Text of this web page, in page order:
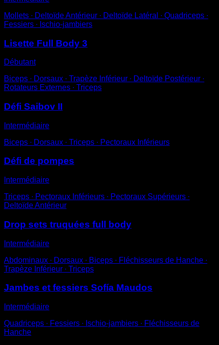
Mollets ∙ Deltoïde Antérieur ∙ Deltoïde Latéral ∙ Quadriceps ∙
Fessiers ∙ Ischio-jambiers
Lisette Full Body 3
Débutant
Biceps ∙ Dorsaux ∙ Trapèze Inférieur ∙ Deltoïde Postérieur ∙
Rotateurs Externes ∙ Triceps
Défi Saibov II
Intermédiaire
Biceps ∙ Dorsaux ∙ Triceps ∙ Pectoraux Inférieurs
Défi de pompes
Intermédiaire
Triceps ∙ Pectoraux Inférieurs ∙ Pectoraux Supérieurs ∙
Deltoïde Antérieur
Drop sets truquées full body
Intermédiaire
Abdominaux ∙ Dorsaux ∙ Biceps ∙ Fléchisseurs de Hanche ∙
Trapèze Inférieur ∙ Triceps
Jambes et fessiers Sofía Maudos
Intermédiaire
Quadriceps ∙ Fessiers ∙ Ischio-jambiers ∙ Fléchisseurs de
Hanche